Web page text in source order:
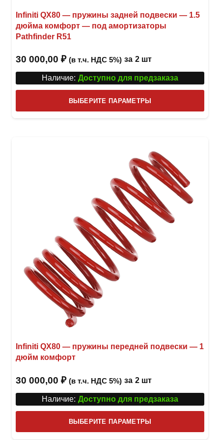
Infiniti QX80 — пружины задней подвески — 1.5
дюйма комфорт — под амортизаторы
Pathfinder R51
30 000,00 ₽ (в т.ч. НДС 5%) за 2 шт
Наличие: Доступно для предзаказа
ВЫБЕРИТЕ ПАРАМЕТРЫ
товар
Infiniti QX80 — пружины передней подвески — 1
дюйм комфорт
30 000,00 ₽ (в т.ч. НДС 5%) за 2 шт
Наличие: Доступно для предзаказа
ВЫБЕРИТЕ ПАРАМЕТРЫ
товар